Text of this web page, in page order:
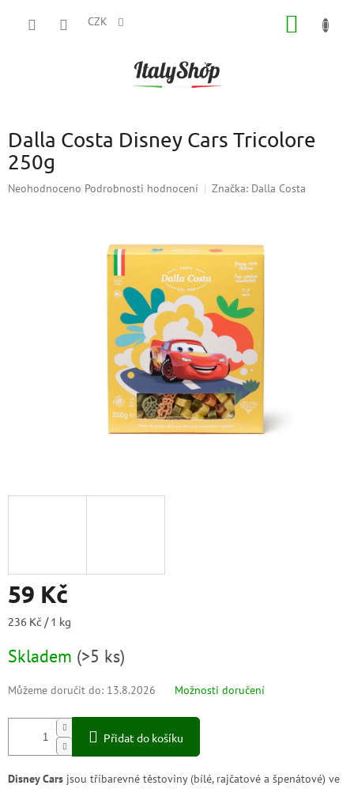
CZK
Dalla Costa Disney Cars Tricolore
250g
Průměrné
Neohodnoceno Podrobnosti hodnocení Značka: Dalla Costa
59 Kč
Měrná
236 Kč / 1 kg
Skladem (>5 ks)
Můžeme doručit do: 13.8.2026 Možnosti doručení
Přidat do košíku
Disney Cars jsou tříbarevné těstoviny (bílé, rajčatové a špenátové) ve